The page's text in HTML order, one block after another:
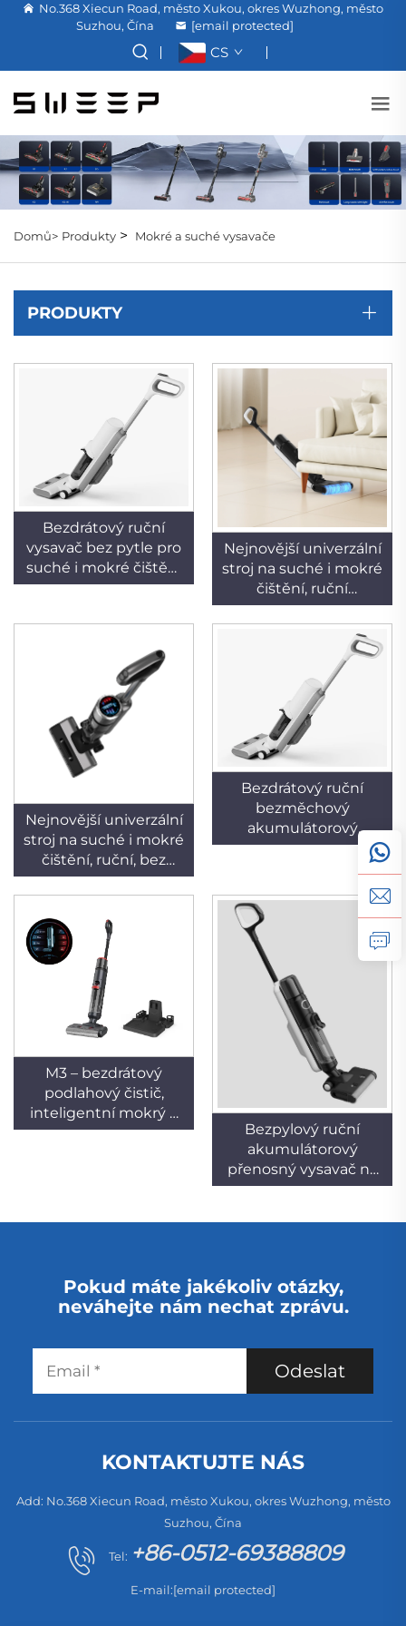
No.368 Xiecun Road, město Xukou, okres Wuzhong, město
Suzhou, Čína
[email protected]
CS
Domů> Produkty > Mokré a suché vysavače
PRODUKTY
Bezdrátový ruční
vysavač bez pytle pro
suché i mokré čištění
s myjícím se filtrem,
domácnost a
hotelové použití,
podlahový mop a
čištění okrajů
Nejnovější univerzální
stroj na suché i mokré
čištění, ruční
bezpylový model pro
hotely a domácnosti,
napájený baterií,
bezkartáčový motor o
výkonu 230 W
Nejnovější univerzální
stroj na suché i mokré
čištění, ruční, bez
pytle, filtr vyžadující
údržbu, záruka 1 rok,
pro hotely a
domácnosti, s
bateriovým pohonem
Bezdrátový ruční
bezměchový
akumulátorový
kombinovaný
vysavač o výkonu 180
W s myjicím filtrem,
automatickým
sušením a samočisticí
funkcí, vybavený LED
osvětlením
M3 – bezdrátový
podlahový čistič,
inteligentní mokrý a
suchý vysavač,
Bezpylový ruční
akumulátorový
přenosný vysavač na
suché i mokré
Pokud máte jakékoliv otázky,
neváhejte nám nechat zprávu.
Odeslat
KONTAKTUJTE NÁS
Add: No.368 Xiecun Road, město Xukou, okres Wuzhong, město
Suzhou, Čína
Tel: +86-0512-69388809
E-mail:[email protected]